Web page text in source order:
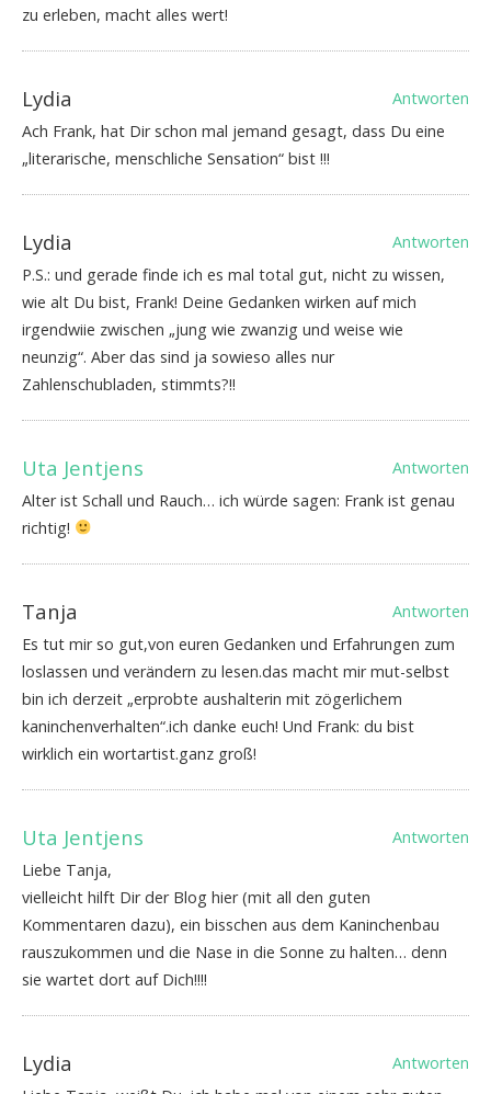
zu erleben, macht alles wert!
Lydia
Antworten
Ach Frank, hat Dir schon mal jemand gesagt, dass Du eine
„literarische, menschliche Sensation“ bist !!!
Lydia
Antworten
P.S.: und gerade finde ich es mal total gut, nicht zu wissen,
wie alt Du bist, Frank! Deine Gedanken wirken auf mich
irgendwiie zwischen „jung wie zwanzig und weise wie
neunzig“. Aber das sind ja sowieso alles nur
Zahlenschubladen, stimmts?!!
Uta Jentjens
Antworten
Alter ist Schall und Rauch… ich würde sagen: Frank ist genau
richtig!
Tanja
Antworten
Es tut mir so gut,von euren Gedanken und Erfahrungen zum
loslassen und verändern zu lesen.das macht mir mut-selbst
bin ich derzeit „erprobte aushalterin mit zögerlichem
kaninchenverhalten“.ich danke euch! Und Frank: du bist
wirklich ein wortartist.ganz groß!
Uta Jentjens
Antworten
Liebe Tanja,
vielleicht hilft Dir der Blog hier (mit all den guten
Kommentaren dazu), ein bisschen aus dem Kaninchenbau
rauszukommen und die Nase in die Sonne zu halten… denn
sie wartet dort auf Dich!!!!
Lydia
Antworten